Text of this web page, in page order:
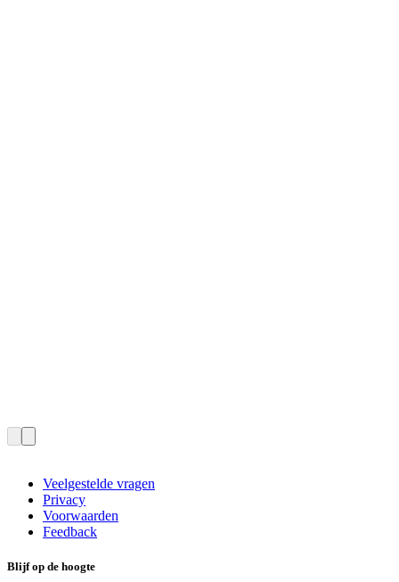
Veelgestelde vragen
Privacy
Voorwaarden
Feedback
Blijf op de hoogte